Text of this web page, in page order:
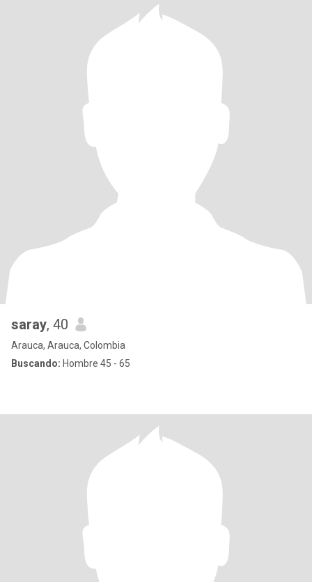
saray, 40
Arauca, Arauca, Colombia
Buscando: Hombre 45 - 65